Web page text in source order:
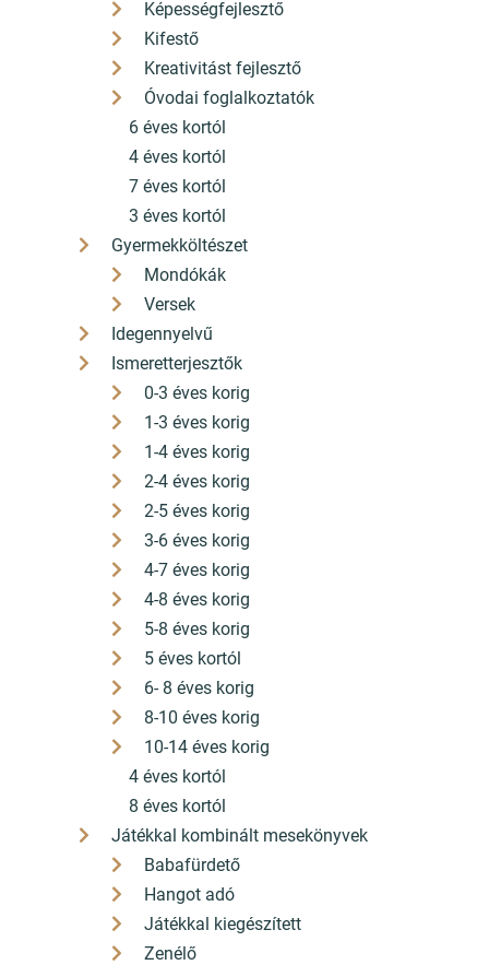
Képességfejlesztő
Kifestő
Kreativitást fejlesztő
Óvodai foglalkoztatók
6 éves kortól
4 éves kortól
7 éves kortól
3 éves kortól
Gyermekköltészet
Mondókák
Versek
Idegennyelvű
Ismeretterjesztők
0-3 éves korig
1-3 éves korig
1-4 éves korig
2-4 éves korig
2-5 éves korig
3-6 éves korig
4-7 éves korig
4-8 éves korig
5-8 éves korig
5 éves kortól
6- 8 éves korig
8-10 éves korig
10-14 éves korig
4 éves kortól
8 éves kortól
Játékkal kombinált mesekönyvek
Babafürdető
Hangot adó
Játékkal kiegészített
Zenélő
A bankkártyás fizetés szolgáltatója a Barion
©2025 konyvbox.hu